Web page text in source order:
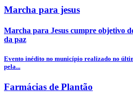
Marcha para jesus
Marcha para Jesus cumpre objetivo
da paz
Evento inédito no município realizado no
pela...
Farmácias de Plantão